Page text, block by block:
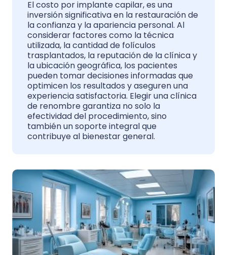
El costo por implante capilar, es una
inversión significativa en la restauración de
la confianza y la apariencia personal. Al
considerar factores como la técnica
utilizada, la cantidad de folículos
trasplantados, la reputación de la clínica y
la ubicación geográfica, los pacientes
pueden tomar decisiones informadas que
optimicen los resultados y aseguren una
experiencia satisfactoria. Elegir una clínica
de renombre garantiza no solo la
efectividad del procedimiento, sino
también un soporte integral que
contribuye al bienestar general.